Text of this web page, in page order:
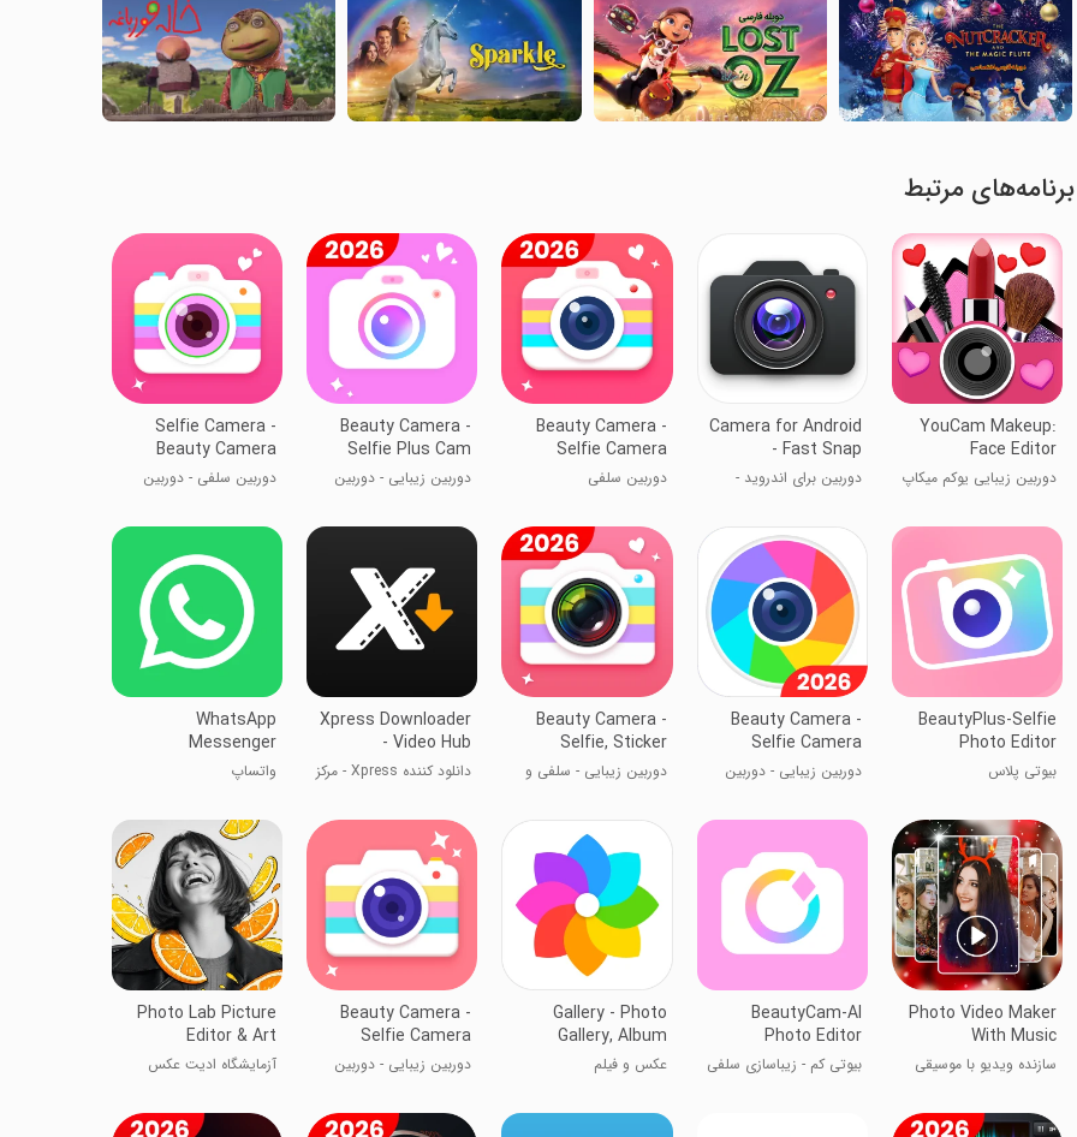
برنامه‌های مرتبط
YouCam Makeup:
Face Editor
دوربین زیبایی یوکم میکاپ
Camera for Android
- Fast Snap
دوربین برای اندروید -
Beauty Camera -
Selfie Camera
دوربین سلفی
Beauty Camera -
Selfie Plus Cam
دوربین زیبایی - دوربین
Selfie Camera -
Beauty Camera
دوربین سلفی - دوربین
BeautyPlus-Selfie
Photo Editor
بیوتی پلاس
Beauty Camera -
Selfie Camera
دوربین زیبایی - دوربین
Beauty Camera -
Selfie, Sticker
دوربین زیبایی - سلفی و
Xpress Downloader
- Video Hub
دانلود کننده Xpress - مرکز
WhatsApp
Messenger
واتساپ
Photo Video Maker
With Music
سازنده ویدیو با موسیقی
BeautyCam-AI
Photo Editor
بیوتی کم - زیباسازی سلفی
Gallery - Photo
Gallery, Album
عکس و فیلم
Beauty Camera -
Selfie Camera
دوربین زیبایی - دوربین
Photo Lab Picture
Editor & Art
آزمایشگاه ادیت عکس